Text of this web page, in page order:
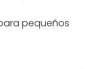
pequeños